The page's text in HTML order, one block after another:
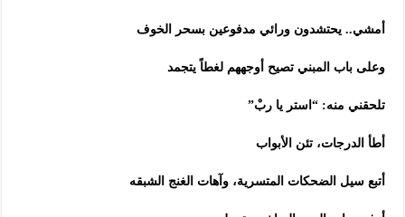
أمشي.. يحتشدون ورائي مدفوعين بسحر الخوف
وعلى باب المبني تصيح أوجههم لغطاً يتجمد
تلحقني منه: “استر يا ربْ”
أطأ الدرجات، تئن الأبواب
أتبع سيل الضحكات المتسرية، وآهات الغنج الشبقه